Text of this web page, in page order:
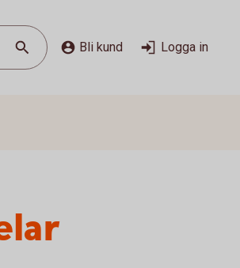
Bli kund Logga in